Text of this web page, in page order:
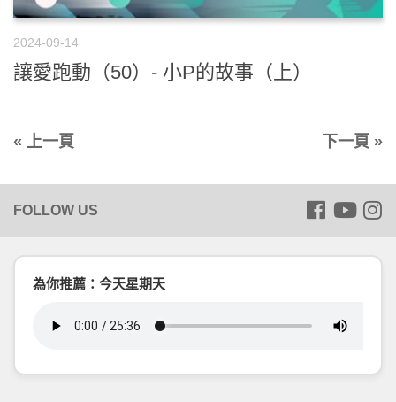
2024-09-14
讓愛跑動（50）- 小P的故事（上）
« 上一頁 下一頁 »
為你推薦：今天星期天